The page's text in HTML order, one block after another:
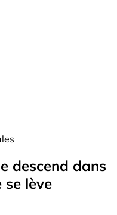
descend dans
se lève